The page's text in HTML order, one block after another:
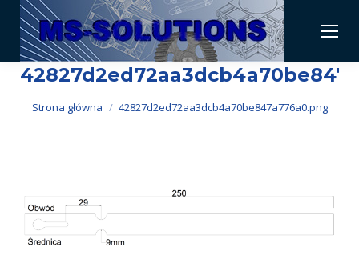
Jesteś tutaj:
Strona główna 42827d2ed72aa3dcb4a70be847a776a0.png